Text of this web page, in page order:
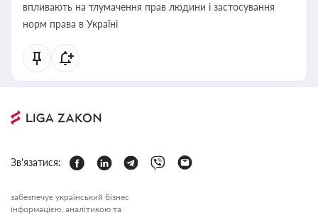
впливають на тлумачення прав людини і застосування
норм права в Україні
Зв'язатися:
забезпечує український бізнес
інформацією, аналітикою та